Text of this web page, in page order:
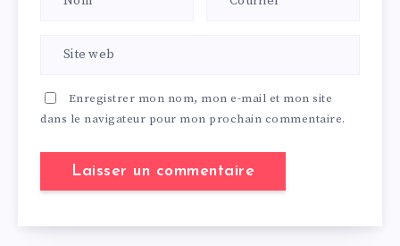
Enregistrer mon nom, mon e-mail et mon site
dans le navigateur pour mon prochain commentaire.